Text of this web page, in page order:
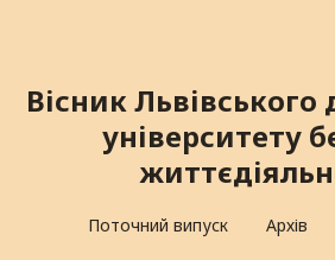
Вісник
університету
Поточний випуск Архів